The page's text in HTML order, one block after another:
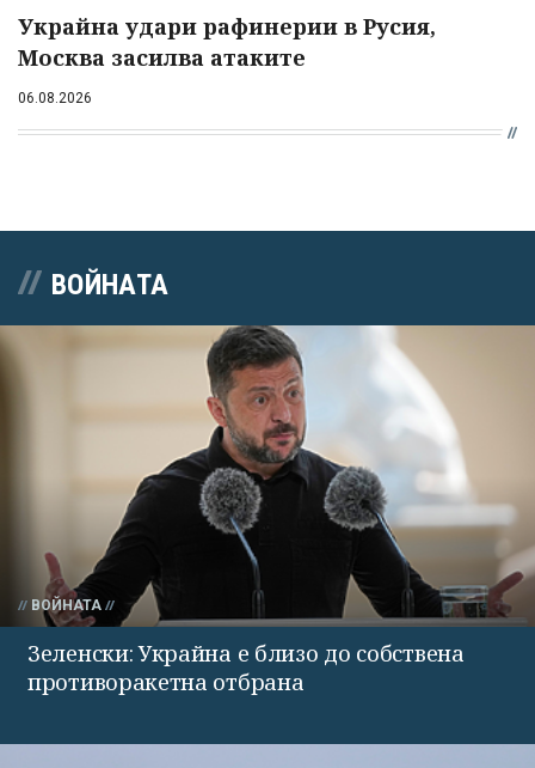
Украйна удари рафинерии в Русия,
Москва засилва атаките
06.08.2026
ВОЙНАТА
ВОЙНАТА
Зеленски: Украйна е близо до собствена
противоракетна отбрана